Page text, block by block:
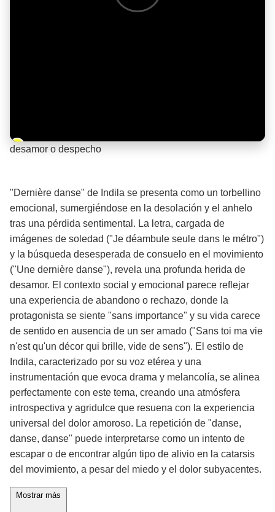
Barra de progreso de la reproducción
desamor o despecho
"Dernière danse" de Indila se presenta como un torbellino
emocional, sumergiéndose en la desolación y el anhelo
tras una pérdida sentimental. La letra, cargada de
imágenes de soledad ("Je déambule seule dans le métro")
y la búsqueda desesperada de consuelo en el movimiento
("Une dernière danse"), revela una profunda herida de
desamor. El contexto social y emocional parece reflejar
una experiencia de abandono o rechazo, donde la
protagonista se siente "sans importance" y su vida carece
de sentido en ausencia de un ser amado ("Sans toi ma vie
n'est qu'un décor qui brille, vide de sens"). El estilo de
Indila, caracterizado por su voz etérea y una
instrumentación que evoca drama y melancolía, se alinea
perfectamente con este tema, creando una atmósfera
introspectiva y agridulce que resuena con la experiencia
universal del dolor amoroso. La repetición de "danse,
danse, danse" puede interpretarse como un intento de
escapar o de encontrar algún tipo de alivio en la catarsis
del movimiento, a pesar del miedo y el dolor subyacentes.